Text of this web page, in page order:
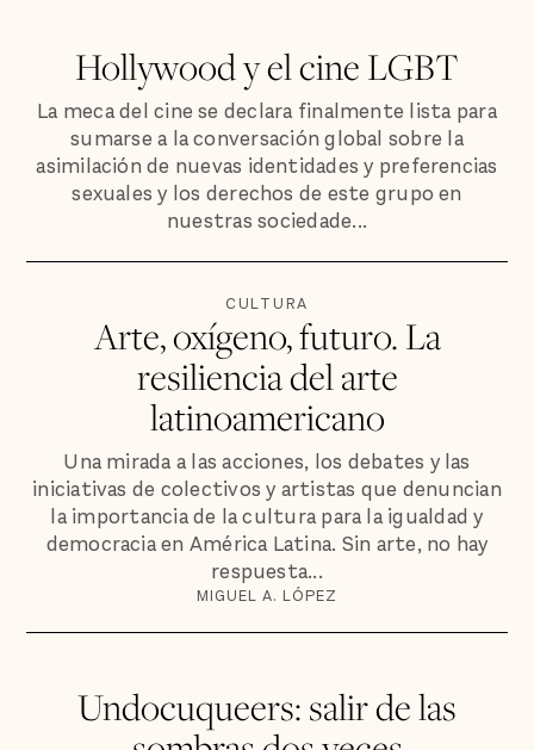
Hollywood y el cine LGBT
La meca del cine se declara finalmente lista para
sumarse a la conversación global sobre la
asimilación de nuevas identidades y preferencias
sexuales y los derechos de este grupo en
nuestras sociedade...
CULTURA
Arte, oxígeno, futuro. La
resiliencia del arte
latinoamericano
Una mirada a las acciones, los debates y las
iniciativas de colectivos y artistas que denuncian
la importancia de la cultura para la igualdad y
democracia en América Latina. Sin arte, no hay
respuesta...
MIGUEL A. LÓPEZ
Undocuqueers: salir de las